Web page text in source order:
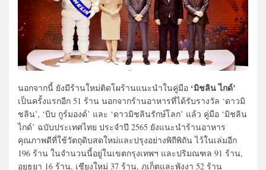
นอกจากนี้ ยังมีร้านใหม่ติดโผร้านแนะนำในคู่มือ ‘มิชลิน ไกด์’
เป็นครั้งแรกอีก 51 ร้าน นอกจากร้านอาหารที่ได้รับรางวัล ‘ดาวมิ
ชลิน’, ‘บิบ กูร์มองด์’ และ ‘ดาวมิชลินรักษ์โลก’ แล้ว คู่มือ ‘มิชลิน
ไกด์’ ฉบับประเทศไทย ประจำปี 2565 ยังแนะนำร้านอาหาร
คุณภาพดีที่ใช้วัตถุดิบสดใหม่และปรุงอย่างพิถีพิถัน ไว้ในเล่มอีก
196 ร้าน ในจำนวนนี้อยู่ในเขตกรุงเทพฯ และปริมณฑล 91 ร้าน,
อยุธยา 16 ร้าน, เชียงใหม่ 37 ร้าน, ภูเก็ตและพังงา 52 ร้าน